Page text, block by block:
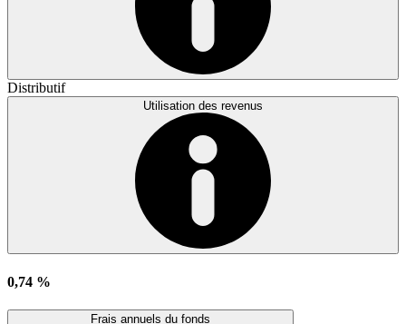
Distributif
Utilisation des revenus
0,74 %
Frais annuels du fonds